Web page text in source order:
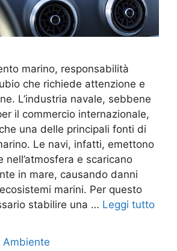
marino, responsabilità
che richiede attenzione e
L’industria navale, sebbene
il commercio internazionale,
una delle principali fonti di
Le navi, infatti, emettono
nell’atmosfera e scaricano
in mare, causando danni
marini. Per questo
stabilire una … Leggi tutto